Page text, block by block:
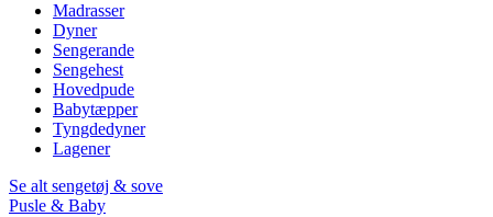
Madrasser
Dyner
Sengerande
Sengehest
Hovedpude
Babytæpper
Tyngdedyner
Lagener
Se alt sengetøj & sove
Pusle & Baby